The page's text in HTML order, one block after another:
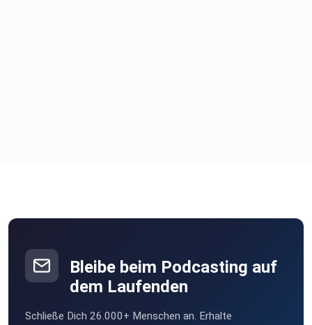
Bleibe beim Podcasting auf
dem Laufenden
Schließe Dich 26.000+ Menschen an. Erhalte